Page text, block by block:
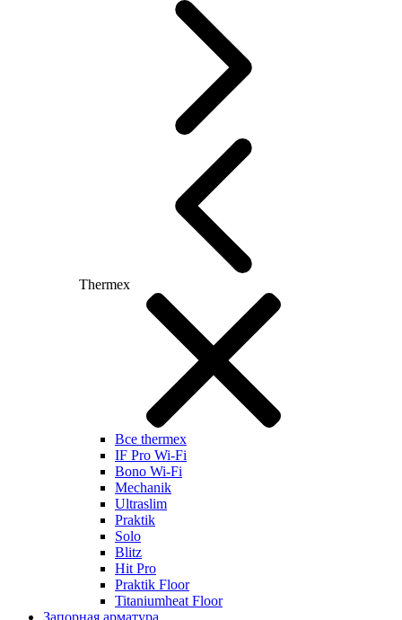
Thermex
Все thermex
IF Pro Wi-Fi
Bono Wi-Fi
Mechanik
Ultraslim
Praktik
Solo
Blitz
Hit Pro
Praktik Floor
Titaniumheat Floor
Запорная арматура